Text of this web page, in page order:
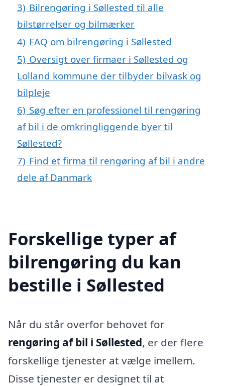
3) Bilrengøring i Søllested til alle
bilstørrelser og bilmærker
4) FAQ om bilrengøring i Søllested
5) Oversigt over firmaer i Søllested og
Lolland kommune der tilbyder bilvask og
bilpleje
6) Søg efter en professionel til rengøring
af bil i de omkringliggende byer til
Søllested?
7) Find et firma til rengøring af bil i andre
dele af Danmark
Forskellige typer af
bilrengøring du kan
bestille i Søllested
Når du står overfor behovet for
rengøring af bil i Søllested, er der flere
forskellige tjenester at vælge imellem.
Disse tjenester er designet til at